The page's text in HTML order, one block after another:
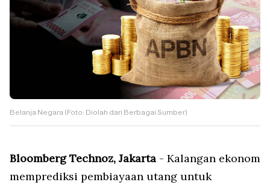
Belanja Negara (Foto: Diolah dari Berbagai Sumber)
Bloomberg Technoz, Jakarta - Kalangan ekonom
memprediksi pembiayaan utang untuk